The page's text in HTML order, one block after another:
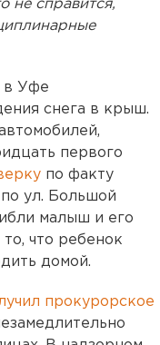
не справится,
в Уфе
снега в крыш.
первого
по факту
ул. Большой
малыш и его
что ребенок
домой.
прокурорское